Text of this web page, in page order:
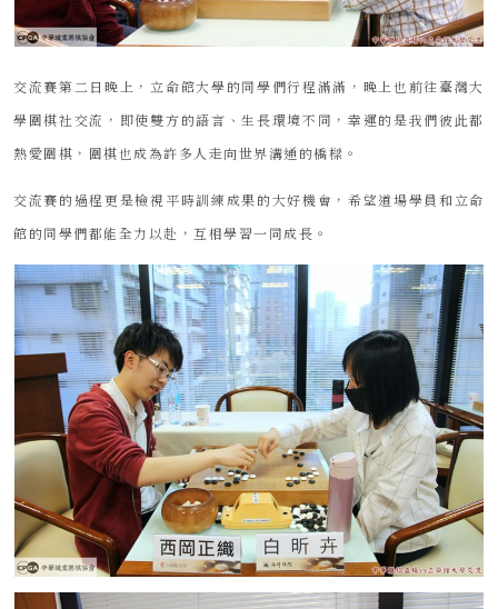
交流賽第二日晚上，立命館大學的同學們行程滿滿，晚上也前往臺灣大
學圍棋社交流，即使雙方的語言、生長環境不同，幸運的是我們彼此都
熱愛圍棋，圍棋也成為許多人走向世界溝通的橋樑。
交流賽的過程更是檢視平時訓練成果的大好機會，希望道場學員和立命
館的同學們都能全力以赴，互相學習一同成長。